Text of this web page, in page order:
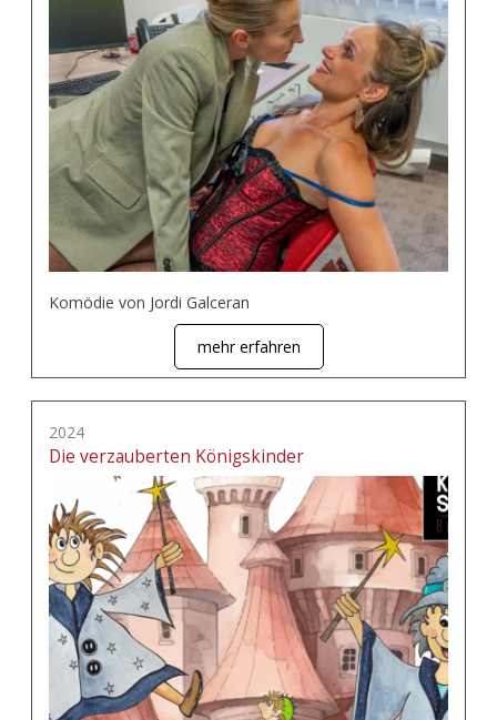
Komödie von Jordi Galceran
mehr erfahren
2024
Die verzauberten Königskinder